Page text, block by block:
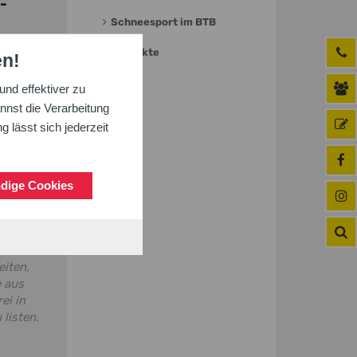
effektiver zu
die Verarbeitung
lässt sich jederzeit
Cookies
aus
in
listen.
Schneesport im BTB
Kontakte